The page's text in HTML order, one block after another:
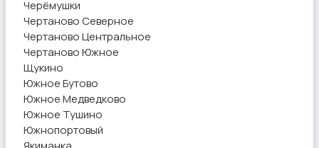
Черёмушки
Чертаново Северное
Чертаново Центральное
Чертаново Южное
Щукино
Южное Бутово
Южное Медведково
Южное Тушино
Южнопортовый